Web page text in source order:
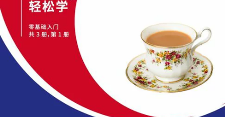
居家生活 3C家電
男裝 化妝保養 情趣用品
日本購物 電子/紙本書